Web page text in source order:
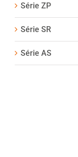
Série ZP
Série SR
Série AS